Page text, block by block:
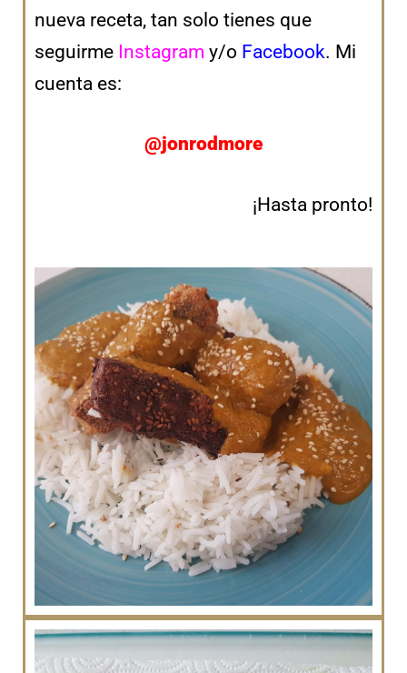
nueva receta, tan solo tienes que
seguirme Instagram y/o Facebook. Mi
cuenta es:
@jonrodmore
¡Hasta pronto!